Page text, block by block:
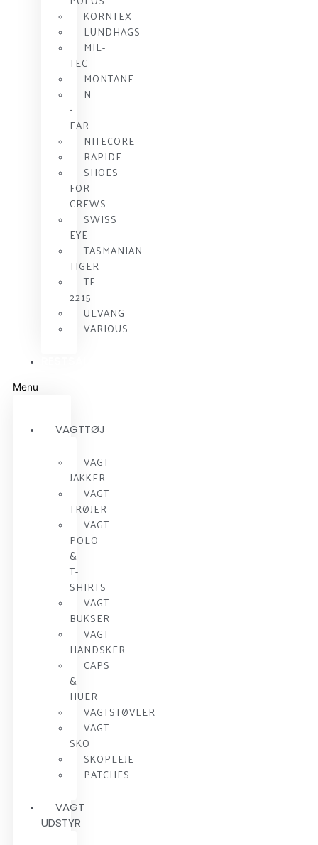
KORNTEX
LUNDHAGS
MIL-
TEC
MONTANE
N
•
EAR
NITECORE
RAPIDE
SHOES
FOR
CREWS
SWISS
EYE
TASMANIAN
TIGER
TF-
2215
ULVANG
VARIOUS
Menu
VAGTTØJ
VAGT
JAKKER
VAGT
TRØJER
VAGT
POLO
&
T-
SHIRTS
VAGT
BUKSER
VAGT
HANDSKER
CAPS
&
HUER
VAGTSTØVLER
VAGT
SKO
SKOPLEJE
PATCHES
VAGT
UDSTYR